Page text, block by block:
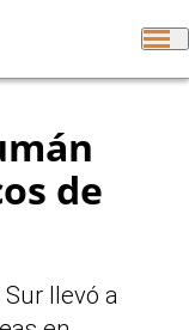
de
llevó a